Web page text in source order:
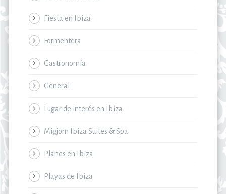
Fiesta en Ibiza
Formentera
Gastronomía
General
Lugar de interés en Ibiza
Migjorn Ibiza Suites & Spa
Planes en Ibiza
Playas de Ibiza